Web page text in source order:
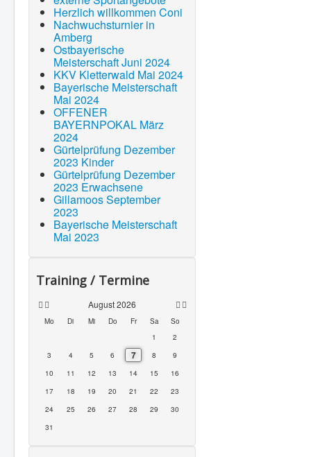
Kickboxen
Probetraining
externe Sportangebote
Impressum
Kontakt
Herzlich willkommen Coni
Nachwuchsturnier in
Amberg
Ostbayerische
Meisterschaft Juni 2024
KKV Kletterwald Mai 2024
Bayerische Meisterschaft
Mai 2024
OFFENER
BAYERNPOKAL März
2024
Gürtelprüfung Dezember
2023 Kinder
Gürtelprüfung Dezember
2023 Erwachsene
Gillamoos September
2023
Bayerische Meisterschaft
Mai 2023
Training / Termine
August 2026
Mo Di Mi Do Fr Sa
So
1
2
3
4 5 6 7 8
9
10
11 12 13 14 15
16
17
18 19 20 21 22
23
24
25 26 27 28 29
30
31